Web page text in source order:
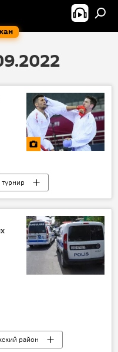
турнир
(WKF)
Карате
район